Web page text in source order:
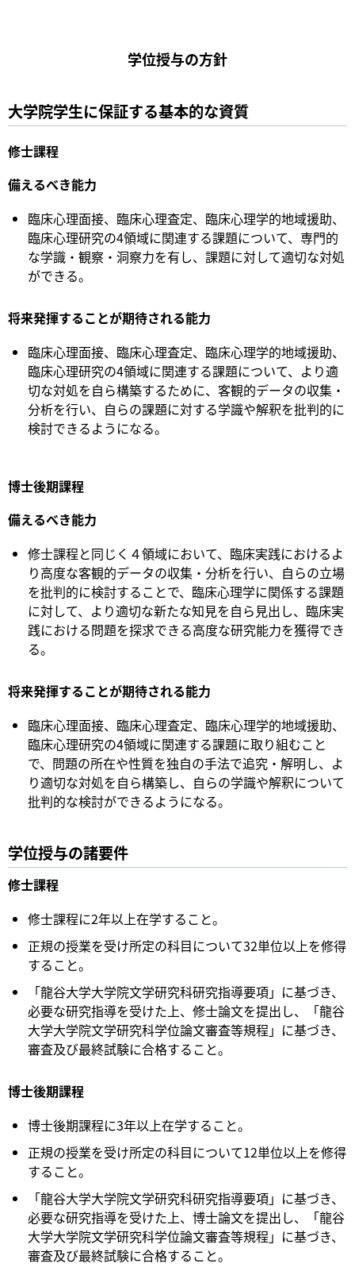
学位授与の方針
大学院学生に保証する基本的な資質
修士課程
備えるべき能力
臨床心理面接、臨床心理査定、臨床心理学的地域援助、
臨床心理研究の4領域に関連する課題について、専門的
な学識・観察・洞察力を有し、課題に対して適切な対処
ができる。
将来発揮することが期待される能力
臨床心理面接、臨床心理査定、臨床心理学的地域援助、
臨床心理研究の4領域に関連する課題について、より適
切な対処を自ら構築するために、客観的データの収集・
分析を行い、自らの課題に対する学識や解釈を批判的に
検討できるようになる。
博士後期課程
備えるべき能力
修士課程と同じく４領域において、臨床実践におけるよ
り高度な客観的データの収集・分析を行い、自らの立場
を批判的に検討することで、臨床心理学に関係する課題
に対して、より適切な新たな知見を自ら見出し、臨床実
践における問題を探求できる高度な研究能力を獲得でき
る。
将来発揮することが期待される能力
臨床心理面接、臨床心理査定、臨床心理学的地域援助、
臨床心理研究の4領域に関連する課題に取り組むこと
で、問題の所在や性質を独自の手法で追究・解明し、よ
り適切な対処を自ら構築し、自らの学識や解釈について
批判的な検討ができるようになる。
学位授与の諸要件
修士課程
修士課程に2年以上在学すること。
正規の授業を受け所定の科目について32単位以上を修得
すること。
「龍谷大学大学院文学研究科研究指導要項」に基づき、
必要な研究指導を受けた上、修士論文を提出し、「龍谷
大学大学院文学研究科学位論文審査等規程」に基づき、
審査及び最終試験に合格すること。
博士後期課程
博士後期課程に3年以上在学すること。
正規の授業を受け所定の科目について12単位以上を修得
すること。
「龍谷大学大学院文学研究科研究指導要項」に基づき、
必要な研究指導を受けた上、博士論文を提出し、「龍谷
大学大学院文学研究科学位論文審査等規程」に基づき、
審査及び最終試験に合格すること。